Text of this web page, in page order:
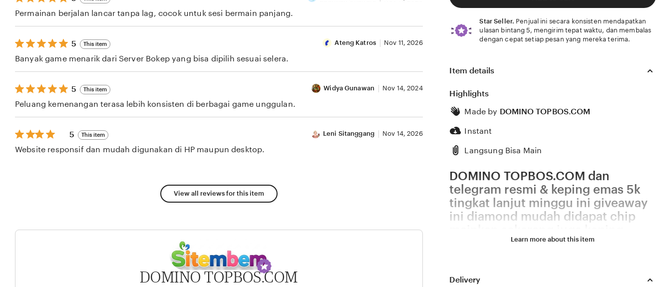
Star Seller. Penjual ini secara konsisten mendapatkan
ulasan bintang 5, mengirim tepat waktu, dan membalas
dengan cepat setiap pesan yang mereka terima.
Item details
Highlights
Made by DOMINO TOPBOS.COM
Instant
Langsung Bisa Main
DOMINO TOPBOS.COM dan
telegram resmi & keping emas 5k
tingkat lanjut minggu ini giveaway
ini diamond mudah didapat chip
kuning 20k
pengguna setia higgs nonaktifkan iklan domino
Learn more about this item
Delivery
out
of
Permainan berjalan lancar tanpa lag, cocok untuk sesi bermain panjang.
5
out
of
5 This item Ateng Katros Nov 11, 2026
Banyak game menarik dari Server Bokep yang bisa dipilih sesuai selera.
5
out
of
5 This item Widya Gunawan Nov 14, 2024
Peluang kemenangan terasa lebih konsisten di berbagai game unggulan.
5
out
of
5 This item Leni Sitanggang Nov 14, 2026
Website responsif dan mudah digunakan di HP maupun desktop.
View all reviews for this item
DOMINO TOPBOS.COM